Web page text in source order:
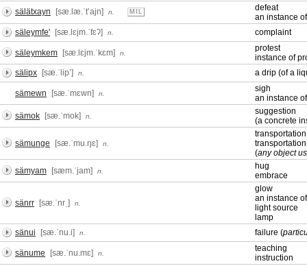
sälätxayn
[sæ.læ.ˈtʼajn] n. MIL
defeat
an instance
säleymfe'
[sæ.lɛjm.ˈfɛʔ] n. complaint
säleymkem [sæ.lɛjm.ˈkɛm] n.
protest
instance of
sälipx
[sæ.ˈlipʼ] n. a drip (of a
sämewn [sæ.ˈmɛwn] n.
sigh
an instance
sämok
[sæ.ˈmok] n.
suggestion
(a concrete
sämunge [sæ.ˈmu.ŋɛ] n.
(any object
sämyam
[sæm.ˈjam] n.
hug
embrace
sänrr [sæ.ˈnrˌ] n.
glow
an instance
light source
lamp
sänui
[sæ.ˈnu.i] n. failure (
sänume [sæ.ˈnu.mɛ] n.
teaching
instruction